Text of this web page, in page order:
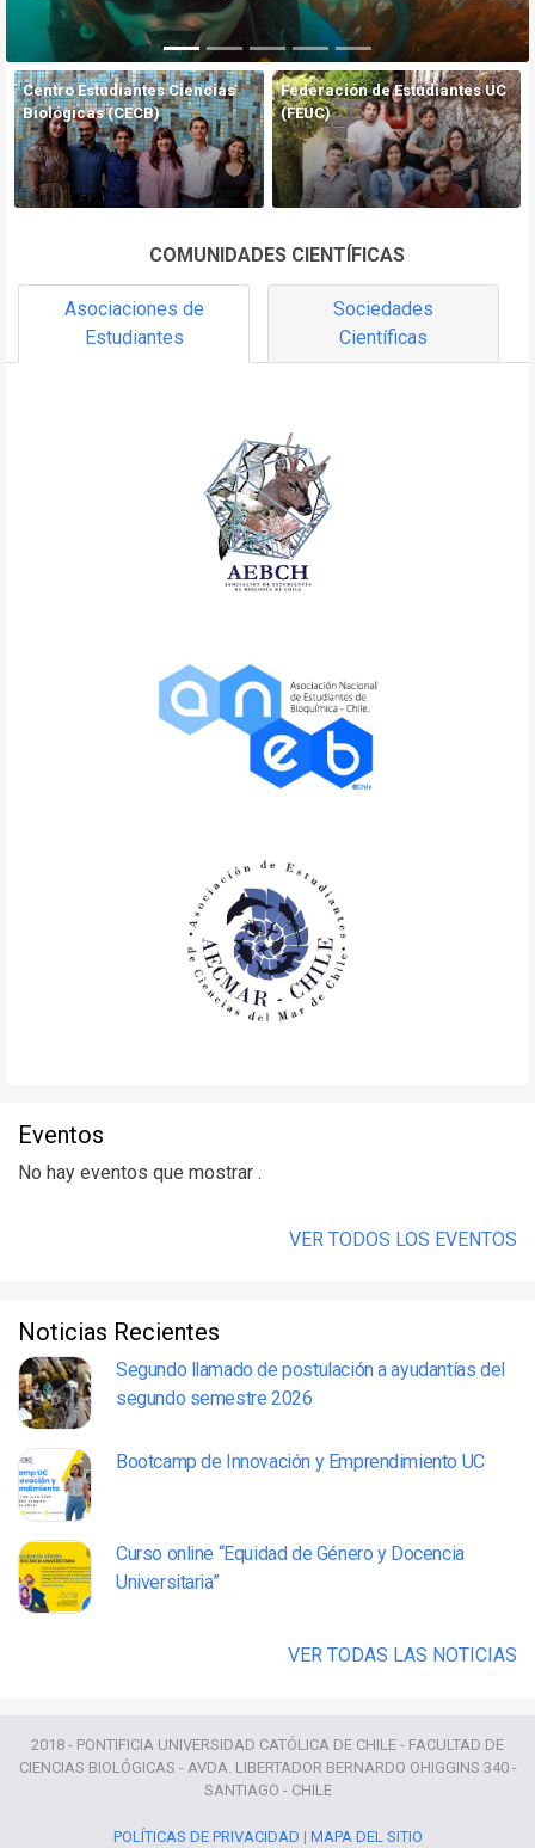
Centro Estudiantes Ciencias
Biológicas (CECB)
Federación de Estudiantes UC
(FEUC)
COMUNIDADES CIENTÍFICAS
Asociaciones de
Estudiantes
Sociedades
Científicas
Eventos
No hay eventos que mostrar .
VER TODOS LOS EVENTOS
Noticias Recientes
Segundo llamado de postulación a ayudantías del
segundo semestre 2026
Bootcamp de Innovación y Emprendimiento UC
Curso online “Equidad de Género y Docencia
Universitaria”
VER TODAS LAS NOTICIAS
2018 - PONTIFICIA UNIVERSIDAD CATÓLICA DE CHILE - FACULTAD DE
CIENCIAS BIOLÓGICAS - AVDA. LIBERTADOR BERNARDO OHIGGINS 340 -
SANTIAGO - CHILE
POLÍTICAS DE PRIVACIDAD | MAPA DEL SITIO